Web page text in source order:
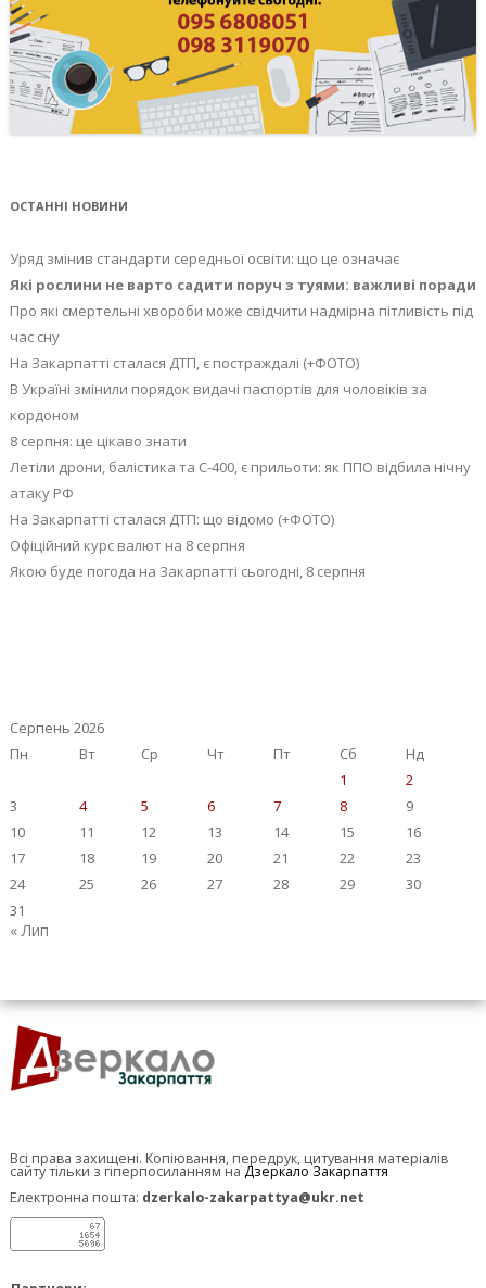
ОСТАННІ НОВИНИ
Уряд змінив стандарти середньої освіти: що це означає
Які рослини не варто садити поруч з туями: важливі поради
Про які смертельні хвороби може свідчити надмірна пітливість під
час сну
На Закарпатті сталася ДТП, є постраждалі (+ФОТО)
В Україні змінили порядок видачі паспортів для чоловіків за
кордоном
8 серпня: це цікаво знати
Летіли дрони, балістика та С-400, є прильоти: як ППО відбила нічну
атаку РФ
На Закарпатті сталася ДТП: що відомо (+ФОТО)
Офіційний курс валют на 8 серпня
Якою буде погода на Закарпатті сьогодні, 8 серпня
Серпень 2026
Пн
Вт Ср Чт Пт Сб
Нд
1
2
3
4 5 6 7 8
9
10
11 12 13 14 15
16
17
18 19 20 21 22
23
24
25 26 27 28 29
30
31
« Лип
Всі права захищені. Копіювання, передрук, цитування матеріалів
сайту тільки з гіперпосиланням на Дзеркало Закарпаття
Електронна пошта: dzerkalo-zakarpattya@ukr.net